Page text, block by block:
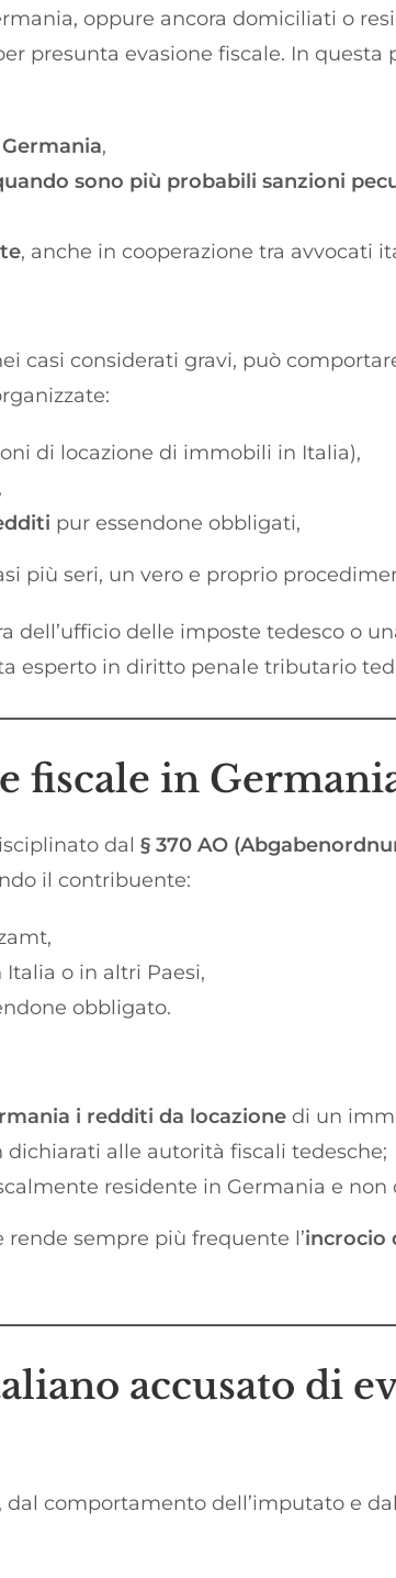
oppure ancora domiciliati o
presunta evasione fiscale. In questa
,
sono più probabili sanzioni
, anche in cooperazione tra avvocati
casi considerati gravi, può
di locazione di immobili in Italia),
pur essendone obbligati,
più seri, un vero e proprio
dell’ufficio delle imposte tedesco o
esperto in diritto penale tributario
fiscale in
dal § 370 AO
il contribuente:
o in altri Paesi,
obbligato.
i redditi da locazione di un
dichiarati alle autorità fiscali tedesche;
residente in Germania e
sempre più frequente l’incrocio
accusato di
dal comportamento dell’imputato e